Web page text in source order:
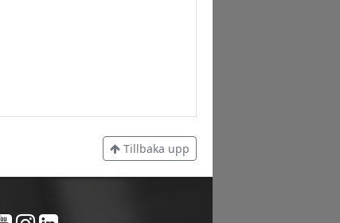
Tillbaka upp